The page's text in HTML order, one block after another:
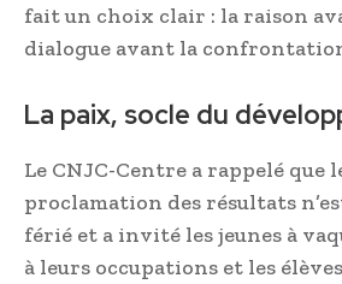
fait un choix clair : la raison
dialogue avant la
La paix, socle du
Le CNJC-Centre a rappelé que
proclamation des résultats
férié et a invité les jeunes à
à leurs occupations et les